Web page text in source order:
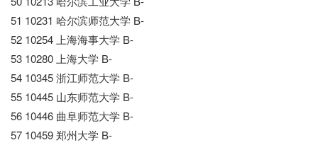
51 10231 哈尔滨师范大学 B-
52 10254 上海海事大学 B-
53 10280 上海大学 B-
54 10345 浙江师范大学 B-
55 10445 山东师范大学 B-
56 10446 曲阜师范大学 B-
57 10459 郑州大学 B-